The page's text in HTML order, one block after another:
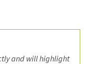
and will highlight